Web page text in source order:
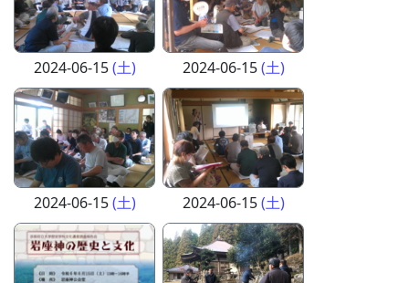
2024-06-15(土) 2024-06-15(土)
2024-06-15(土) 2024-06-15(土)